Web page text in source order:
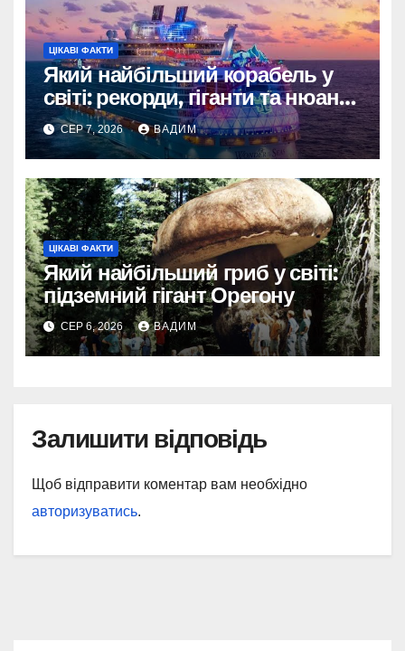
ЦІКАВІ ФАКТИ
Який найбільший корабель у
світі: рекорди, гіганти та нюанси
вимірювання
СЕР 7, 2026 ВАДИМ
ЦІКАВІ ФАКТИ
Який найбільший гриб у світі:
підземний гігант Орегону
СЕР 6, 2026 ВАДИМ
Залишити відповідь
Щоб відправити коментар вам необхідно
авторизуватись.